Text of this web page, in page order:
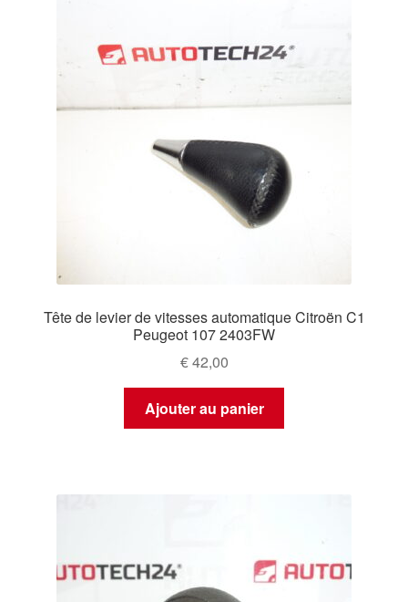
Tête de levier de vitesses automatique Citroën C1
Peugeot 107 2403FW
€42,00
Ajouter au panier